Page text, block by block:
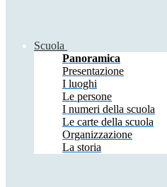
Scuola
Panoramica
Presentazione
I luoghi
Le persone
I numeri della scuola
Le carte della scuola
Organizzazione
La storia